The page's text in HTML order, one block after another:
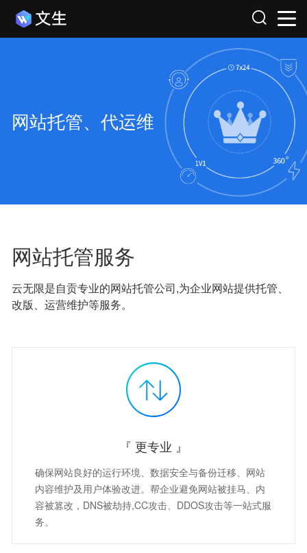
网站托管、代运维
网站托管服务
云无限是自贡专业的网站托管公司,为企业网站提供托管、
改版、运营维护等服务。
『 更专业 』
确保网站良好的运行环境、数据安全与备份迁移、网站
内容维护及用户体验改进。帮企业避免网站被挂马、内
容被篡改，DNS被劫持,CC攻击、DDOS攻击等一站式服
务。